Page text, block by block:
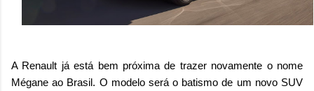
A Renault já está bem próxima de trazer novamente o nome
Mégane ao Brasil. O modelo será o batismo de um novo SUV